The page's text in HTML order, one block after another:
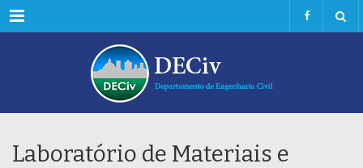
Menu
Laboratório de Materiais e